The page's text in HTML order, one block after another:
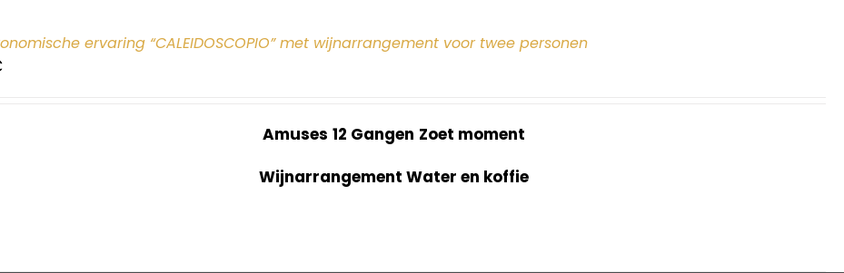
ervaring “CALEIDOSCOPIO” met wijnarrangement voor twee personen
Amuses 12 Gangen Zoet moment
Wijnarrangement Water en koffie